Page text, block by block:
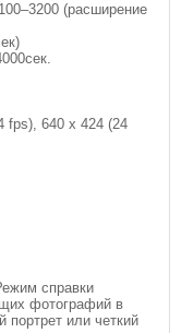
(расширение
fps), 640 x 424 (24
справки
фотографий в
или четкий